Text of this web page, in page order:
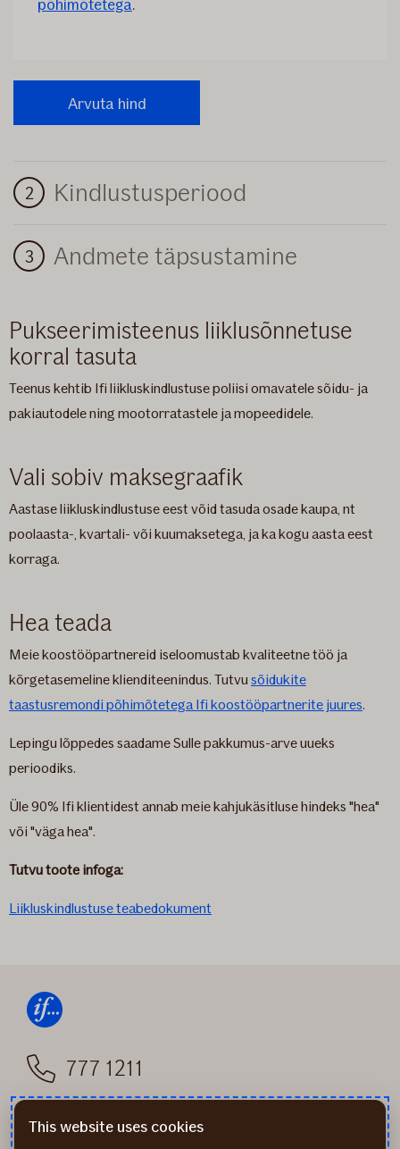
põhimõtetega.
Kindlustusperiood
Andmete täpsustamine
Pukseerimisteenus liiklusõnnetuse
korral tasuta
Teenus kehtib Ifi liikluskindlustuse poliisi omavatele sõidu- ja
pakiautodele ning mootorratastele ja mopeedidele.
Vali sobiv maksegraafik
Aastase liikluskindlustuse eest võid tasuda osade kaupa, nt
poolaasta-, kvartali- või kuumaksetega, ja ka kogu aasta eest
korraga.
Hea teada
Meie koostööpartnereid iseloomustab kvaliteetne töö ja
kõrgetasemeline klienditeenindus. Tutvu sõidukite
taastusremondi põhimõtetega Ifi koostööpartnerite juures.
Lepingu lõppedes saadame Sulle pakkumus-arve uueks
perioodiks.
Üle 90% Ifi klientidest annab meie kahjukäsitluse hindeks "hea"
või "väga hea".
Tutvu toote infoga:
Liikluskindlustuse teabedokument
777 1211
info@if.ee
This website uses cookies